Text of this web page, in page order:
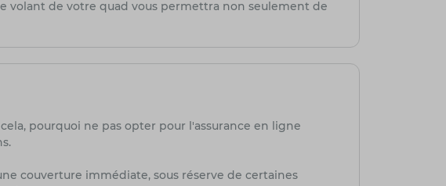
volant de votre quad vous permettra non seulement de
pourquoi ne pas opter pour l'assurance en ligne
couverture immédiate, sous réserve de certaines